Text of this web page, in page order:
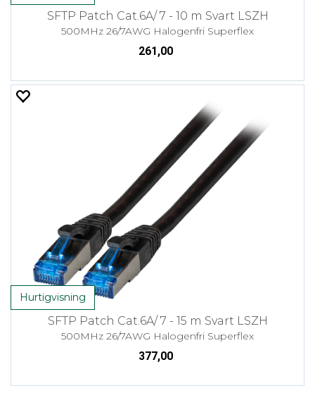
SFTP Patch Cat.6A/ 7 - 10 m Svart LSZH
500MHz 26/7AWG Halogenfri Superflex
261,00
Hurtigvisning
SFTP Patch Cat.6A/ 7 - 15 m Svart LSZH
500MHz 26/7AWG Halogenfri Superflex
377,00